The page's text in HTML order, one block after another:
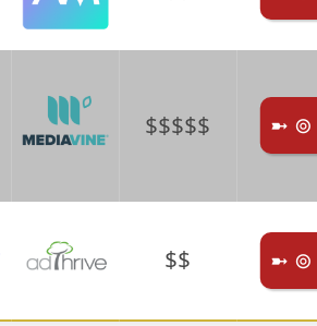
$$$$$ ➼ ⊚
$$ ➼ ⊚